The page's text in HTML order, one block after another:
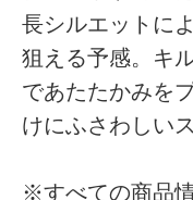
長シルエットに
狙える予感。キ
であたたかみを
けにふさわしい
※すべての商品